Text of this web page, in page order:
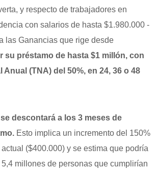
y respecto de trabajadores en
con salarios de hasta $1.980.000 -
las Ganancias que rige desde
su préstamo de hasta $1 millón, con
Anual (TNA) del 50%, en 24, 36 o 48
descontará a los 3 meses de
Esto implica un incremento del 150%
($400.000) y se estima que podría
millones de personas que cumplirían